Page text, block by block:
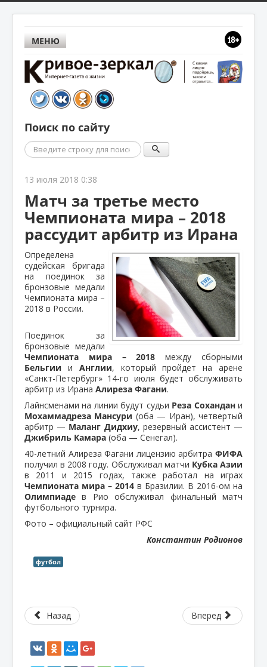
МЕНЮ
Поиск по сайту
Поиск
13 июля 2018 0:38
Матч за третье место
Чемпионата мира – 2018
рассудит арбитр из Ирана
Определена
судейская бригада
на поединок за
бронзовые медали
Чемпионата мира –
2018 в России.
Поединок за
бронзовые медали
Чемпионата мира – 2018 между сборными
Бельгии и Англии, который пройдет на арене
«Санкт-Петербург» 14-го июля будет обслуживать
арбитр из Ирана Алиреза Фагани.
Лайнсменами на линии будут судьи Реза Сохандани
Мохаммадреза Мансури (оба — Иран), четвертый
арбитр — Маланг Дидхиу, резервный ассистент —
Джибриль Камара (оба — Сенегал).
40-летний Алиреза Фагани лицензию арбитра ФИФА
получил в 2008 году. Обслуживал матчи Кубка Азии
в 2011 и 2015 годах, также работал на играх
Чемпионата мира – 2014 в Бразилии. В 2016-ом на
Олимпиаде в Рио обслуживал финальный матч
футбольного турнира.
Фото – официальный сайт РФС
Константин Родионов
футбол
Назад Вперед